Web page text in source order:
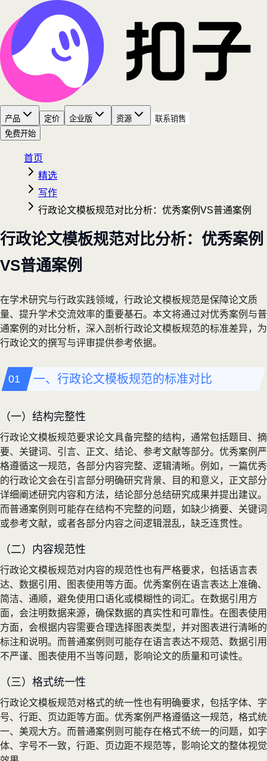
产品 定价 企业版 资源
联系销售
免费开始
首页
精选
写作
行政论文模板规范对比分析：优秀案例VS普通案例
行政论文模板规范对比分析：优秀案例
VS普通案例
在学术研究与行政实践领域，行政论文模板规范是保障论文质
量、提升学术交流效率的重要基石。本文将通过对优秀案例与普
通案例的对比分析，深入剖析行政论文模板规范的标准差异，为
行政论文的撰写与评审提供参考依据。
一、行政论文模板规范的标准对比
（一）结构完整性
行政论文模板规范要求论文具备完整的结构，通常包括题目、摘
要、关键词、引言、正文、结论、参考文献等部分。优秀案例严
格遵循这一规范，各部分内容完整、逻辑清晰。例如，一篇优秀
的行政论文会在引言部分明确研究背景、目的和意义，正文部分
详细阐述研究内容和方法，结论部分总结研究成果并提出建议。
而普通案例则可能存在结构不完整的问题，如缺少摘要、关键词
或参考文献，或者各部分内容之间逻辑混乱，缺乏连贯性。
（二）内容规范性
行政论文模板规范对内容的规范性也有严格要求，包括语言表
达、数据引用、图表使用等方面。优秀案例在语言表达上准确、
简洁、通顺，避免使用口语化或模糊性的词汇。在数据引用方
面，会注明数据来源，确保数据的真实性和可靠性。在图表使用
方面，会根据内容需要合理选择图表类型，并对图表进行清晰的
标注和说明。而普通案例则可能存在语言表达不规范、数据引用
不严谨、图表使用不当等问题，影响论文的质量和可读性。
（三）格式统一性
行政论文模板规范对格式的统一性也有明确要求，包括字体、字
号、行距、页边距等方面。优秀案例严格遵循这一规范，格式统
一、美观大方。而普通案例则可能存在格式不统一的问题，如字
体、字号不一致，行距、页边距不规范等，影响论文的整体视觉